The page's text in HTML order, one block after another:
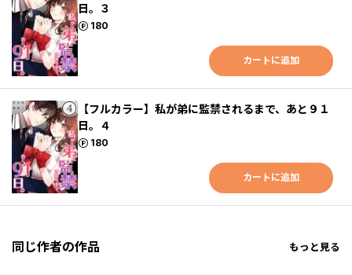
日。３
180
ポイント
カートに追加
【フルカラー】私が弟に監禁されるまで、あと９１
日。４
180
ポイント
カートに追加
同じ作者の作品 もっと見る